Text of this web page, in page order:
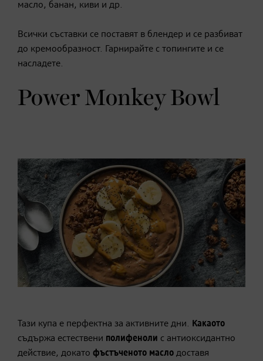
масло, банан, киви и др.
Всички съставки се поставят в блендер и се разбиват
до кремообразност. Гарнирайте с топингите и се
насладете.
Power Monkey Bowl
Тази купа е перфектна за активните дни. Какаото
съдържа естествени полифеноли с антиоксидантно
действие, докато фъстъченото масло доставя